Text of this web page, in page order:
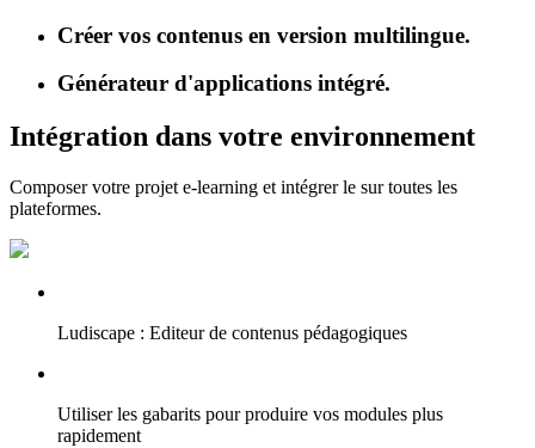
Créer vos contenus en version multilingue.
Générateur d'applications intégré.
Intégration dans votre environnement
Composer votre projet e-learning et intégrer le sur toutes les
plateformes.
Ludiscape : Editeur de contenus pédagogiques
Utiliser les gabarits pour produire vos modules plus
rapidement